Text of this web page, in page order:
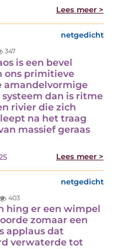
Lees meer >
netgedicht
347
is een bevel
ons primitieve
amandelvormige
dan is ritme
rivier die zich
na het traag
massief geraas
Lees meer >
netgedicht
403
hing er een wimpel
zomaar een
applaus dat
verwaterde tot